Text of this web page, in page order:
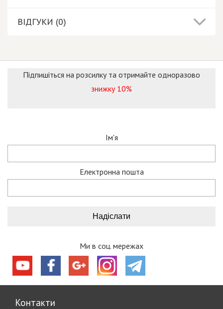
ВІДГУКИ (0)
Підпишіться на розсилку та отримайте одноразово
знижку 10%
Ім'я
Електронна пошта
Ми в соц. мережах
Контакти